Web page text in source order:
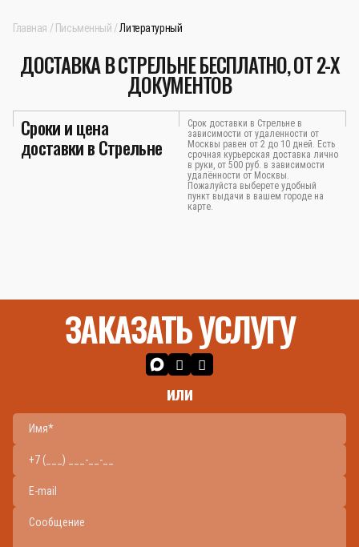
Главная Письменный Литературный
ДОСТАВКА В СТРЕЛЬНЕ БЕСПЛАТНО, ОТ 2-Х
ДОКУМЕНТОВ
Сроки и цена
доставки в Стрельне
Срок доставки в Стрельне в
зависимости от удаленности от
Москвы равен от 2 до 10 дней. Есть
срочная курьерская доставка лично
в руки, от 500 руб. в зависимости
удалённости от Москвы.
Пожалуйста выберете удобный
пункт выдачи в вашем городе на
карте.
ЗАКАЗАТЬ УСЛУГУ
или